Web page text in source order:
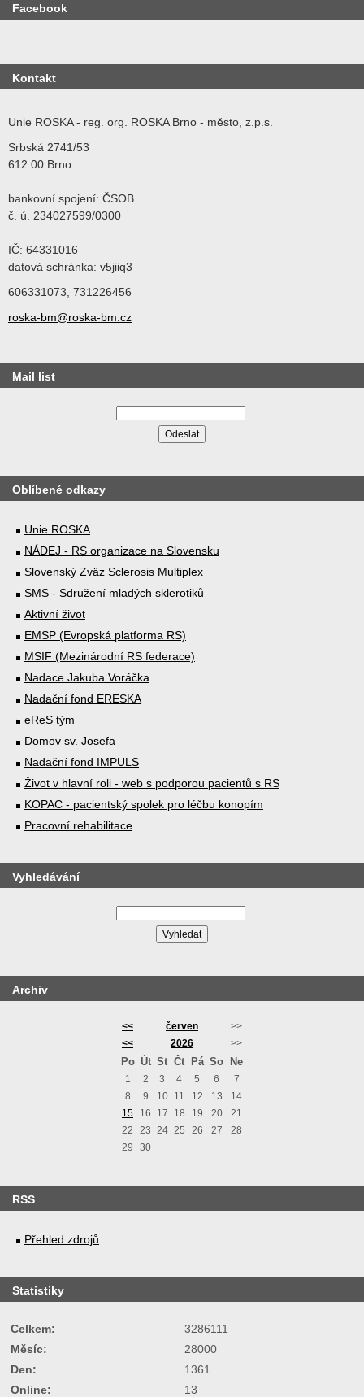
Facebook
Kontakt
Unie ROSKA - reg. org. ROSKA Brno - město, z.p.s.
Srbská 2741/53
612 00 Brno
bankovní spojení: ČSOB
č. ú. 234027599/0300
IČ: 64331016
datová schránka: v5jiiq3
606331073, 731226456
roska-bm@roska-bm.cz
Mail list
Oblíbené odkazy
Unie ROSKA
NÁDEJ - RS organizace na Slovensku
Slovenský Zväz Sclerosis Multiplex
SMS - Sdružení mladých sklerotiků
Aktivní život
EMSP (Evropská platforma RS)
MSIF (Mezinárodní RS federace)
Nadace Jakuba Voráčka
Nadační fond ERESKA
eReS tým
Domov sv. Josefa
Nadační fond IMPULS
Život v hlavní roli - web s podporou pacientů s RS
KOPAC - pacientský spolek pro léčbu konopím
Pracovní rehabilitace
Vyhledávání
Archiv
<< červen
>>
<<
2026 >>
Po Út St Čt Pá So Ne
1 2 3 4 5 6
7
8
9 10 11 12 13
14
15
16 17 18 19 20
21
22
23 24 25 26 27
28
29
30
RSS
Přehled zdrojů
Statistiky
Online: 13
Celkem:
3286111
Měsíc:
28000
Den:
1361